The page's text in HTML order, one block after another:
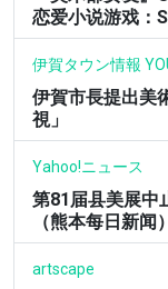
恋爱小说游戏：
伊賀タウン情報
伊賀市長提出美
視」
Yahoo!ニュース
第81届县美展中
（熊本每日新闻）
artscape